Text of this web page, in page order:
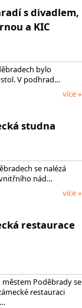
s divadlem,
a KIC
bylo
V podhrad…
více »
studna
se nalézá
nád…
více »
restaurace
Poděbrady se
restauraci